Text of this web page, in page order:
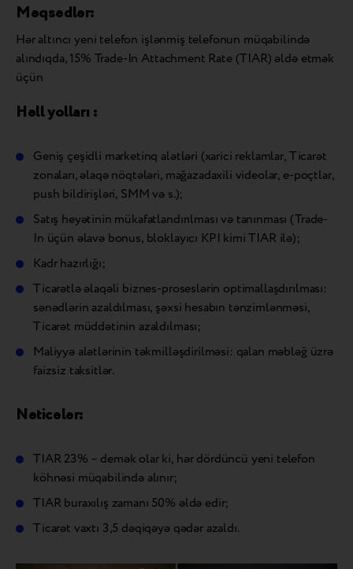
Məqsədlər:
Hər altıncı yeni telefon işlənmiş telefonun müqabilində
alındıqda, 15% Trade-In Attachment Rate (TIAR) əldə etmək
üçün
Həll yolları :
Geniş çeşidli marketinq alətləri (xarici reklamlar, Ticarət
zonaları, əlaqə nöqtələri, mağazadaxili videolar, e-poçtlar,
push bildirişləri, SMM və s.);
Satış heyətinin mükafatlandırılması və tanınması (Trade-
In üçün əlavə bonus, bloklayıcı KPI kimi TIAR ilə);
Kadr hazırlığı;
Ticarətlə əlaqəli biznes-proseslərin optimallaşdırılması:
sənədlərin azaldılması, şəxsi hesabın tənzimlənməsi,
Ticarət müddətinin azaldılması;
Maliyyə alətlərinin təkmilləşdirilməsi: qalan məbləğ üzrə
faizsiz taksitlər.
Nəticələr:
TIAR 23% – demək olar ki, hər dördüncü yeni telefon
köhnəsi müqabilində alınır;
TIAR buraxılış zamanı 50% əldə edir;
Ticarət vaxtı 3,5 dəqiqəyə qədər azaldı.